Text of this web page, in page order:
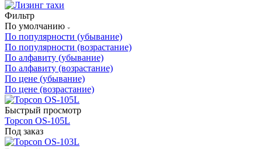
Фильтр
По умолчанию
По популярности (убывание)
По популярности (возрастание)
По алфавиту (убывание)
По алфавиту (возрастание)
По цене (убывание)
По цене (возрастание)
Быстрый просмотр
Topcon OS-105L
Под заказ